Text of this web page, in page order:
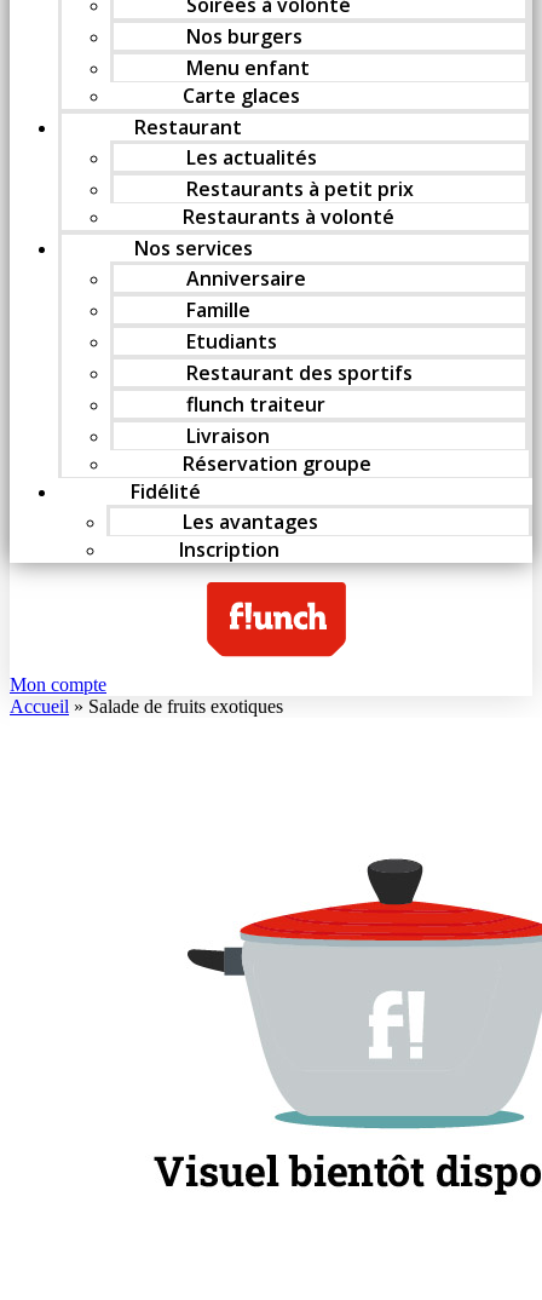
Nos burgers
Menu enfant
Carte glaces
Restaurant
Les actualités
Restaurants à petit prix
Restaurants à volonté
Nos services
Anniversaire
Famille
Etudiants
Restaurant des sportifs
flunch traiteur
Livraison
Réservation groupe
Fidélité
Les avantages
Inscription
Mon compte
Accueil » Salade de fruits exotiques